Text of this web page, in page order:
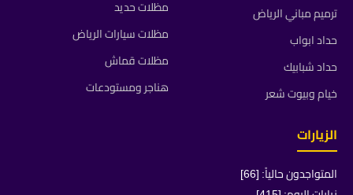
ترميم مباني الرياض
حداد ابواب
حداد شبابيك
خيام وبيوت شعر
مظلات حديد
مظلات سيارات الرياض
مظلات قماش
هناجر ومستودعات
الزيارات
المتواجدون حالياً: [66]